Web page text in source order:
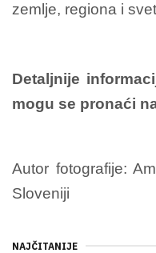
zemlje, regiona i
Detaljnije
mogu se pronaći
Autor fotografije:
Sloveniji
NAJČITANIJE